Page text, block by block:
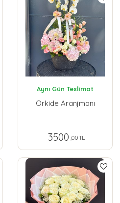
Aynı Gün Teslimat
Orkide Aranjmanı
3500 ,00 TL